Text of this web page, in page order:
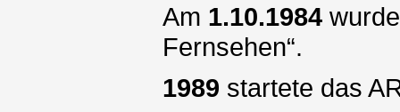
Am 1.10.1984
Fernsehen“.
1989 startete das